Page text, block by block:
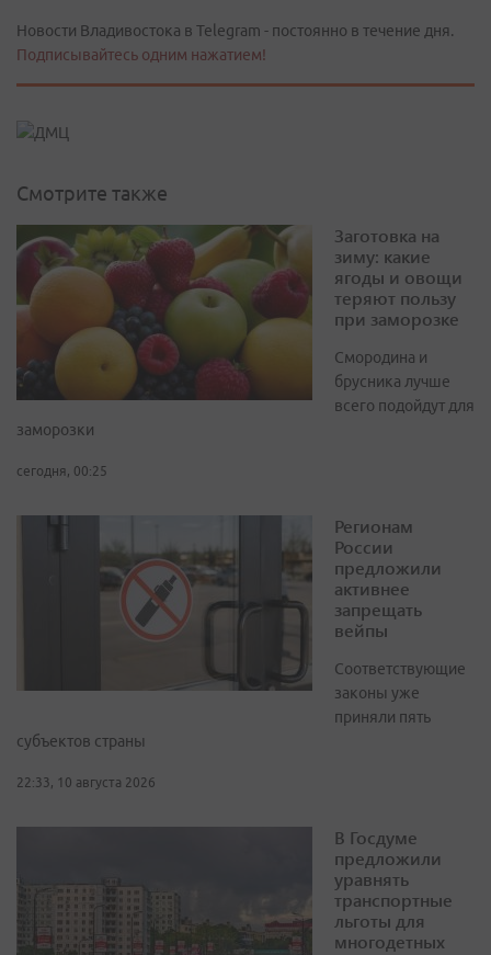
Новости Владивостока в Telegram - постоянно в течение дня.
Подписывайтесь одним нажатием!
Смотрите также
Заготовка на
зиму: какие
ягоды и овощи
теряют пользу
при заморозке
Смородина и
брусника лучше
всего подойдут для
заморозки
сегодня, 00:25
Регионам
России
предложили
активнее
запрещать
вейпы
Соответствующие
законы уже
приняли пять
субъектов страны
22:33, 10 августа 2026
В Госдуме
предложили
уравнять
транспортные
льготы для
многодетных